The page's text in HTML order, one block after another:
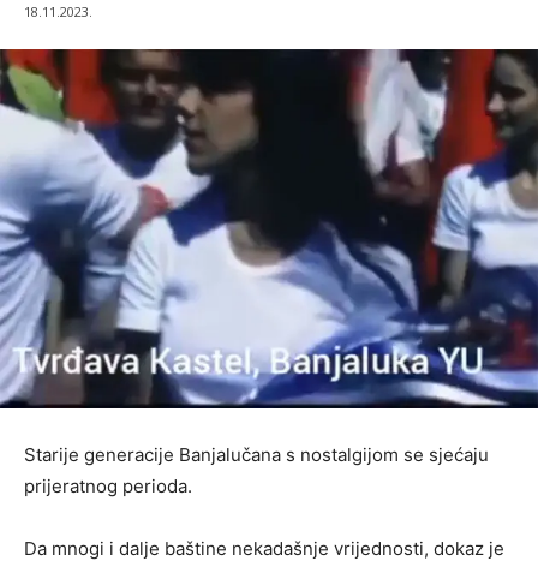
18.11.2023.
Starije generacije Banjalučana s nostalgijom se sjećaju
prijeratnog perioda.
Da mnogi i dalje baštine nekadašnje vrijednosti, dokaz je